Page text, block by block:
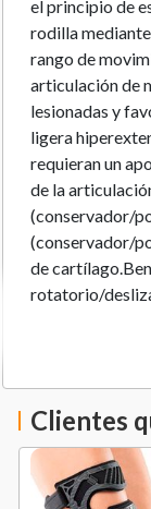
el principio de
rodilla
rango de
articulación de
lesionadas y
ligera
requieran un
de la
(conservador/
(conservador/
de
rotatorio/
herramientas.
sin necesidad
deseada
producto por
Metropolitana
disponibilidad
regiones
Clientes